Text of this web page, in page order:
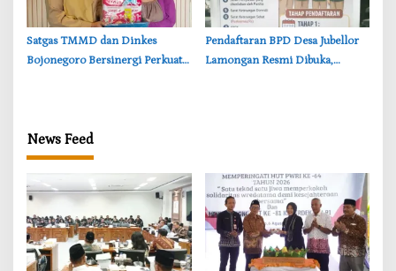
‎Satgas TMMD dan Dinkes
Bojonegoro Bersinergi Perkuat
Pendaftaran BPD Desa Jubellor
Lamongan Resmi Dibuka,
News Feed